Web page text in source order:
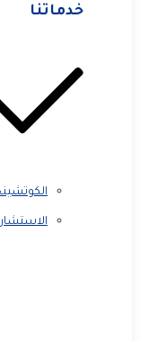
خدماتنا
الكوتشينج
الاستشارات